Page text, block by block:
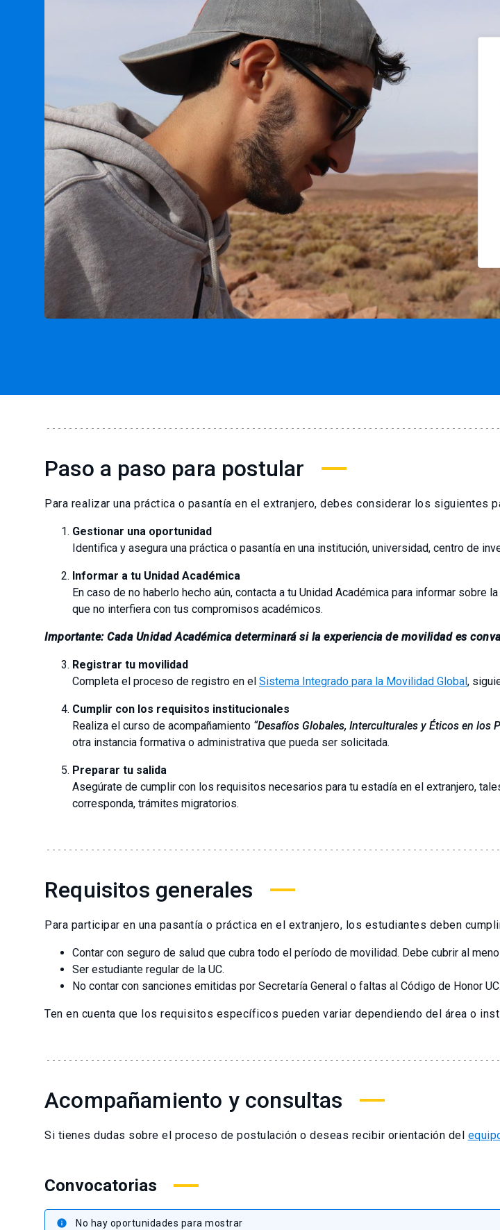
Paso a paso para postular
Para realizar una práctica o pasantía en el extranjero, debes considerar los siguientes
Gestionar una oportunidad
Identifica y asegura una práctica o pasantía en una institución, universidad, centro de
Informar a tu Unidad Académica
En caso de no haberlo hecho aún, contacta a tu Unidad Académica para informar
que no interfiera con tus compromisos académicos.
Importante: Cada Unidad Académica determinará si la experiencia de movilidad es
Registrar tu movilidad
Completa el proceso de registro en el Sistema Integrado para la Movilidad Global,
Cumplir con los requisitos institucionales
Realiza el curso de acompañamiento “Desafíos Globales, Interculturales y Éticos en los
otra instancia formativa o administrativa que pueda ser solicitada.
Preparar tu salida
Asegúrate de cumplir con los requisitos necesarios para tu estadía en el extranjero,
corresponda, trámites migratorios.
Requisitos generales
Para participar en una pasantía o práctica en el extranjero, los estudiantes deben
Contar con seguro de salud que cubra todo el período de movilidad. Debe cubrir al
Ser estudiante regular de la UC.
No contar con sanciones emitidas por Secretaría General o faltas al Código de Honor UC.
Ten en cuenta que los requisitos específicos pueden variar dependiendo del área o
Acompañamiento y consultas
Si tienes dudas sobre el proceso de postulación o deseas recibir orientación del
Convocatorias
info No hay oportunidades para mostrar